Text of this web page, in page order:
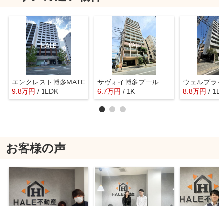
エンクレスト博多MATE
9.8万円 / 1LDK
サヴォイ博多ブールバール
6.7万円 / 1K
ウェルブ
8.8万円 /
お客様の声